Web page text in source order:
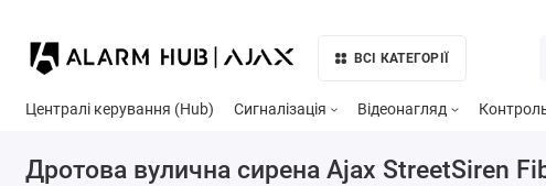
ВСІ КАТЕГОРІЇ
Централі керування (Hub) Сигналізація Відеонагляд
Дротова вулична сирена Ajax StreetSiren